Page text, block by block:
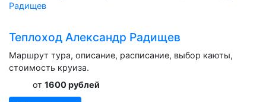
Теплоход Александр Радищев
Маршрут тура, описание, расписание, выбор каюты,
стоимость круиза.
от 1600 рублей